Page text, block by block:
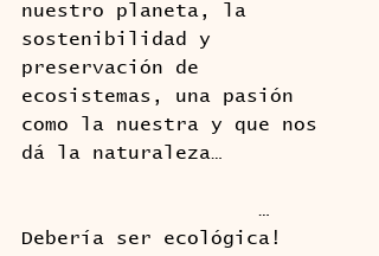
nuestro planeta, la
sostenibilidad y
preservación de
ecosistemas, una pasión
como la nuestra y que nos
dá la naturaleza…
Debería ser ecológica!